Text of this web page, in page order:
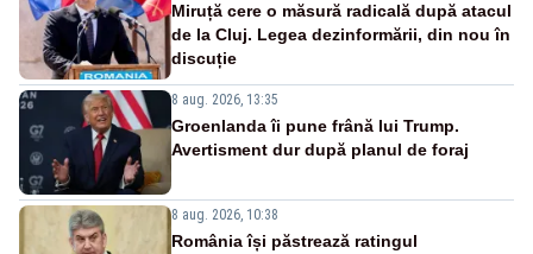
Miruță cere o măsură radicală după atacul
de la Cluj. Legea dezinformării, din nou în
discuție
8 aug. 2026, 13:35
Groenlanda îi pune frână lui Trump.
Avertisment dur după planul de foraj
8 aug. 2026, 10:38
România își păstrează ratingul